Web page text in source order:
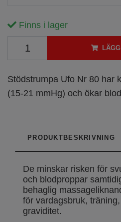
Finns i lager
Stödstrumpa Ufo Nr 80 har
(15-21 mmHg) och ökar
PRODUKTBESKRIVNING
De minskar risken för
och blodproppar
behaglig
för vardagsbruk,
graviditet.